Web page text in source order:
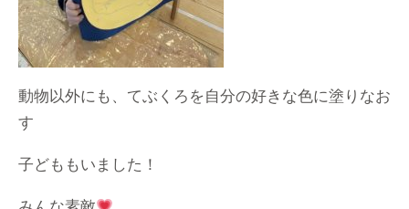
動物以外にも、てぶくろを自分の好きな色に塗りなお
す
子どももいました！